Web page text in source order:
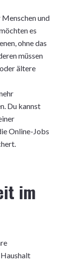
und
es
ohne das
müssen
ältere
Du kannst
Online-Jobs
im